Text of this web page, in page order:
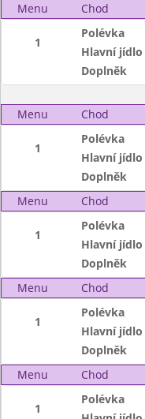
Menu
Chod
1
Polévka
Hlavní jídlo
Doplněk
Menu Chod
1
Polévka
Hlavní jídlo
Doplněk
Menu
Chod
1
Polévka
Hlavní jídlo
Doplněk
Menu
Chod
1
Polévka
Hlavní jídlo
Doplněk
Menu
Chod
1
Polévka